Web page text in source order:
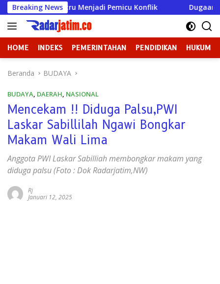
Langsung
ke
konten
Breaking News
Menjadi Pemicu Konflik Dugaan Perundungan di
HOME INDEKS PEMERINTAHAN PENDIDIKAN HUKUM
Beranda BUDAYA
BUDAYA, DAERAH, NASIONAL
Mencekam !! Diduga Palsu,PWI
Laskar Sabillilah Ngawi Bongkar
Makam Wali Lima
Anggota PWI Laskar Sabilliah membongkar makam yang
diduga palsu (Foto : Dok Radarjatim,NW)
Rj
Januari 12, 2025